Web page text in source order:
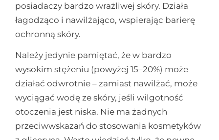
posiadaczy bardzo wrażliwej skóry. Działa
łagodząco i nawilżająco, wspierając barierę
ochronną skóry.
Należy jedynie pamiętać, że w bardzo
wysokim stężeniu (powyżej 15–20%) może
działać odwrotnie – zamiast nawilżać, może
wyciągać wodę ze skóry, jeśli wilgotność
otoczenia jest niska. Nie ma żadnych
przeciwwskazań do stosowania kosmetyków